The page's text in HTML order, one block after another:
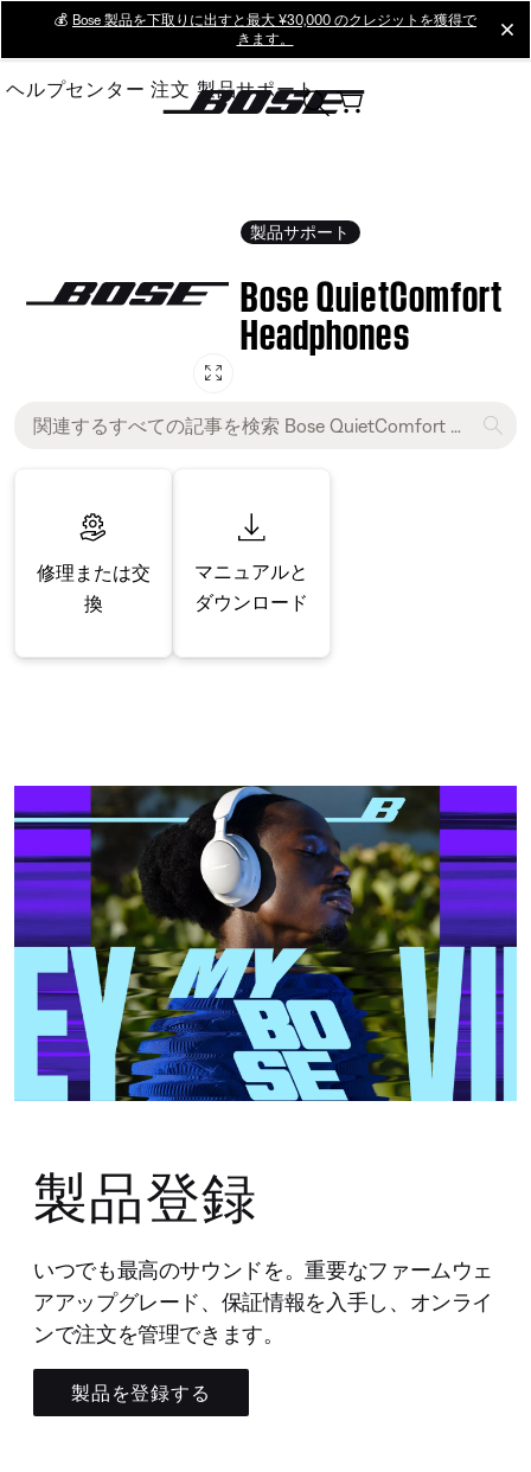
Main
💰 Bose 製品を下取りに出すと最大 ¥30,000 のクレジットを獲得で
きます。
ヘルプセンター 注文 製品サポート
製品サポート
Bose QuietComfort
Headphones
修理または交
換
マニュアルと
ダウンロード
製品登録
いつでも最高のサウンドを。重要なファームウェ
アアップグレード、保証情報を入手し、オンライ
ンで注文を管理できます。
製品を登録する